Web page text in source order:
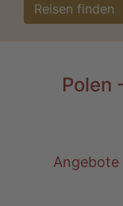
Reisen finden
Polen